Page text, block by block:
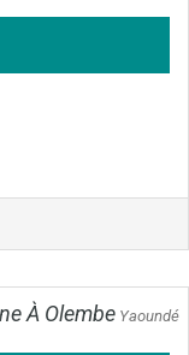
À Olembe Yaoundé